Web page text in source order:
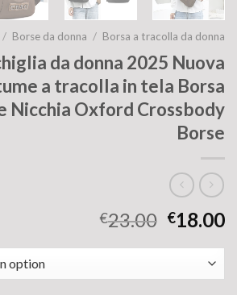
/ Borse da donna / Borsa a tracolla da donna
da donna 2025 Nuova
a tracolla in tela Borsa
Nicchia Oxford Crossbody
Borse
€23.00 €18.00